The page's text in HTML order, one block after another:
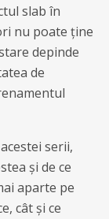
slab în
nu poate ține
depinde
de
serii,
și de ce
aparte pe
cât și ce